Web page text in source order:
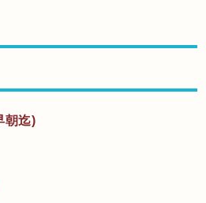
朝迄)